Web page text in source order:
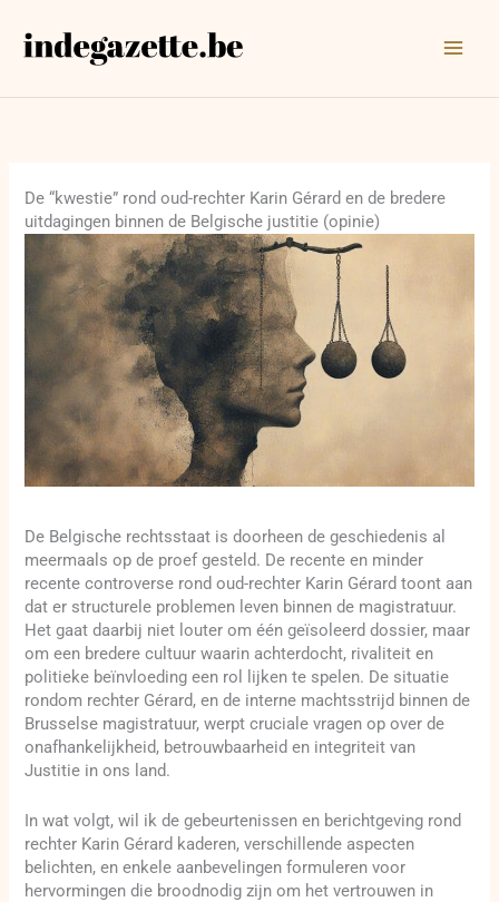
naar
De “kwestie” rond oud-rechter Karin Gérard en de bredere
uitdagingen binnen de Belgische justitie (opinie)
De Belgische rechtsstaat is doorheen de geschiedenis al
meermaals op de proef gesteld. De recente en minder
recente controverse rond oud-rechter Karin Gérard toont aan
dat er structurele problemen leven binnen de magistratuur.
Het gaat daarbij niet louter om één geïsoleerd dossier, maar
om een bredere cultuur waarin achterdocht, rivaliteit en
politieke beïnvloeding een rol lijken te spelen. De situatie
rondom rechter Gérard, en de interne machtsstrijd binnen de
Brusselse magistratuur, werpt cruciale vragen op over de
onafhankelijkheid, betrouwbaarheid en integriteit van
Justitie in ons land.
In wat volgt, wil ik de gebeurtenissen en berichtgeving rond
rechter Karin Gérard kaderen, verschillende aspecten
belichten, en enkele aanbevelingen formuleren voor
hervormingen die broodnodig zijn om het vertrouwen in